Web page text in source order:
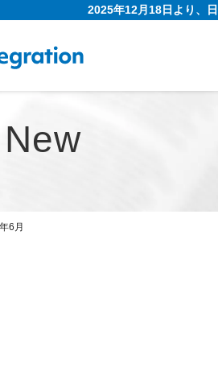
2025年12月18日より、
6月